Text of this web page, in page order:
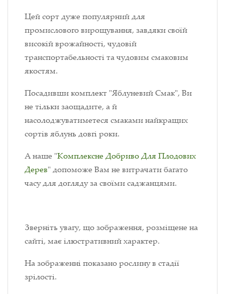
Цей сорт дуже популярний для
промислового вирощування, завдяки своїй
високій врожайності, чудовій
транспортабельності та чудовим смаковим
якостям.
Посадивши комплект "Яблуневий Смак", Ви
не тільки заощадите, а й
насолоджуватиметеся смаками найкращих
сортів яблунь довгі роки.
А наше "Комплексне Добриво Для Плодових
Дерев" допоможе Вам не витрачати багато
часу для догляду за своїми саджанцями.
Зверніть увагу, що зображення, розміщене на
сайті, має ілюстративний характер.
На зображенні показано рослину в стадії
зрілості.